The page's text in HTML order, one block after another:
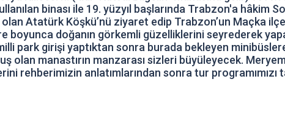
binası ile 19. yüzyıl başlarında Trabzon'a hâkim
olan Atatürk Köşkü’nü ziyaret edip Trabzon’un Maçka
boyunca doğanın görkemli güzelliklerini seyrederek
park girişi yaptıktan sonra burada bekleyen
olan manastırın manzarası sizleri büyüleyecek.
rehberimizin anlatımlarından sonra tur programımızı